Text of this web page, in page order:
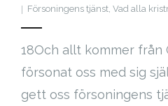
Försoningens tjänst, Vad alla
18Och allt kommer från
försonat oss med sig
gett oss försoningens